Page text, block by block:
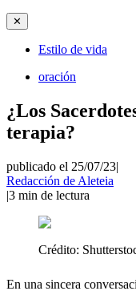
✕
Estilo de vida
oración
¿Los
terapia?
publicado el 25/07/23|
Redacción de Aleteia
|3 min de lectura
Crédito:
En una sincera